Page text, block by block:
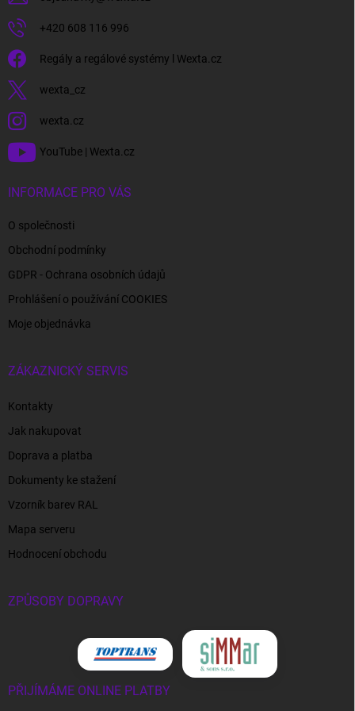
+420 608 116 996
Regály a regálové systémy l Wexta.cz
wexta_cz
wexta.cz
YouTube | Wexta.cz
INFORMACE PRO VÁS
O společnosti
Obchodní podmínky
GDPR - Ochrana osobních údajů
Prohlášení o používání COOKIES
Moje objednávka
ZÁKAZNICKÝ SERVIS
Kontakty
Jak nakupovat
Doprava a platba
Dokumenty ke stažení
Vzorník barev RAL
Mapa serveru
Hodnocení obchodu
ZPŮSOBY DOPRAVY
PŘIJÍMÁME ONLINE PLATBY